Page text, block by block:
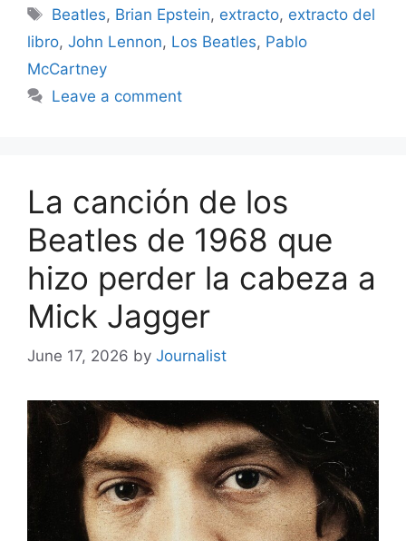
Tags
Beatles, Brian Epstein, extracto, extracto del
libro, John Lennon, Los Beatles, Pablo
McCartney
Leave a comment
La canción de los
Beatles de 1968 que
hizo perder la cabeza a
Mick Jagger
June 17, 2026 by Journalist